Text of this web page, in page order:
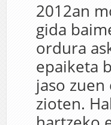
2012an
gida
ordura
epaiketa
jaso
zioten.